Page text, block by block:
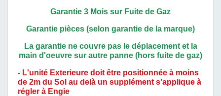
Garantie 3 Mois sur Fuite de Gaz
Garantie pièces (selon garantie de la marque)
La garantie ne couvre pas le déplacement et la
main d'oeuvre sur autre panne (hors fuite de gaz)
- L'unité Exterieure doit être positionnée à moins
de 2m du Sol au delà un supplément s'applique à
régler à Engie